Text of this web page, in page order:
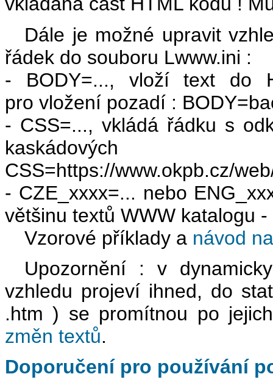
Dále je možné upravit
řádek do souboru Lwww.ini :
- BODY=..., vloží text do
pro vložení pozadí :
- CSS=..., vkládá řádku s
CSS=https://www.okpb.cz/
- CZE_xxxx=... nebo
většinu textů WWW katalogu -
Vzorové příklady a návod
Upozornění : v
vzhledu projeví ihned, do
.htm ) se promítnou po
změn textů.
Doporučení pro používání